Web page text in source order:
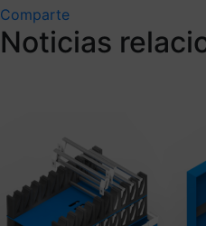
Comparte
Noticias